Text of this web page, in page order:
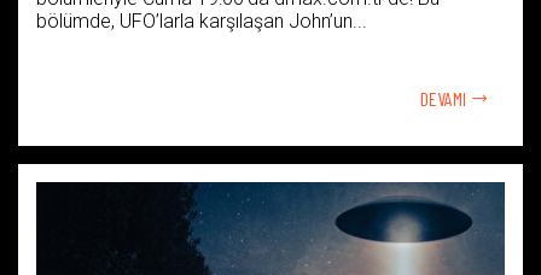
bölümde, UFO’larla karşılaşan John’un...
DEVAMI